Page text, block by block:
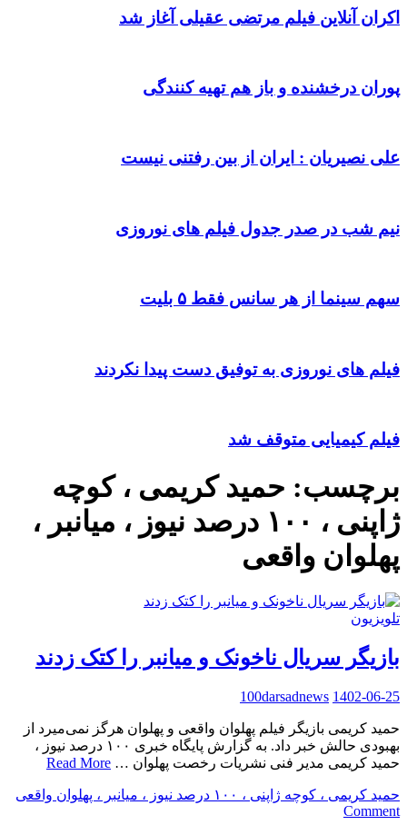
اکران آنلاین فیلم مرتضی عقیلی آغاز شد
پوران درخشنده و باز هم تهیه کنندگی
علی نصیریان : ایران از بین رفتنی نیست
نیم شب در صدر جدول فیلم های نوروزی
سهم سینما از هر سانس فقط ۵ بلیت
فیلم های نوروزی به توفیق دست پیدا نکردند
فیلم کیمیایی متوقف شد
برچسب: حمید کریمی ، کوچه
ژاپنی ، ۱۰۰ درصد نیوز ، میانبر ،
پهلوان واقعی
تلویزیون
بازیگر سریال ناخونک‌ و میانبر را کتک زدند
100darsadnews 1402-06-25
حمید کریمی بازیگر فیلم پهلوان واقعی و پهلوان هرگز نمی‌میرد از
بهبودی حالش خبر داد. به گزارش پایگاه خبری ۱۰۰ درصد نیوز ،
حمید کریمی مدیر فنی نشریات رخصت پهلوان … Read More
حمید کریمی ، کوچه ژاپنی ، ۱۰۰ درصد نیوز ، میانبر ، پهلوان واقعی
Comment
on